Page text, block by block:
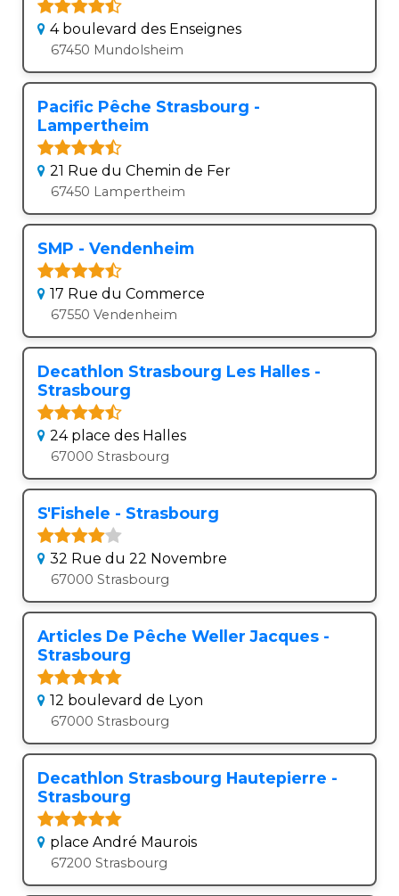
4 boulevard des Enseignes
67450 Mundolsheim
Pacific Pêche Strasbourg -
Lampertheim
21 Rue du Chemin de Fer
67450 Lampertheim
SMP - Vendenheim
17 Rue du Commerce
67550 Vendenheim
Decathlon Strasbourg Les Halles -
Strasbourg
24 place des Halles
67000 Strasbourg
S'Fishele - Strasbourg
32 Rue du 22 Novembre
67000 Strasbourg
Articles De Pêche Weller Jacques -
Strasbourg
12 boulevard de Lyon
67000 Strasbourg
Decathlon Strasbourg Hautepierre -
Strasbourg
place André Maurois
67200 Strasbourg